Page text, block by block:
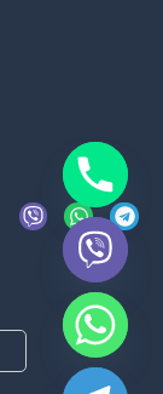
V
i
W
h
a
t
s
a
p
p
T
e
l
e
r
a
m